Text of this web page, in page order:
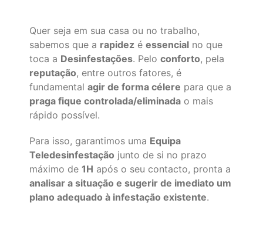
Quer seja em sua casa ou no trabalho,
sabemos que a rapidez é essencial no que
toca a Desinfestações. Pelo conforto, pela
reputação, entre outros fatores, é
fundamental agir de forma célere para que a
praga fique controlada/eliminada o mais
rápido possível.
Para isso, garantimos uma Equipa
Teledesinfestação junto de si no prazo
máximo de 1H após o seu contacto, pronta a
analisar a situação e sugerir de imediato um
plano adequado à infestação existente.